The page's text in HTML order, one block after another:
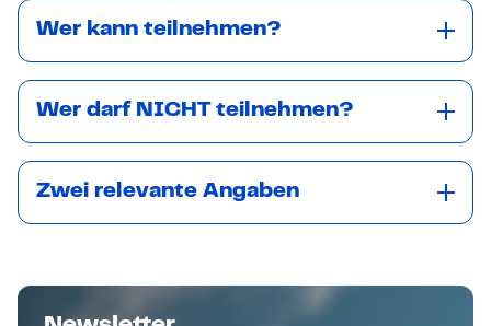
Wer kann teilnehmen?
Wer darf NICHT teilnehmen?
Zwei relevante Angaben